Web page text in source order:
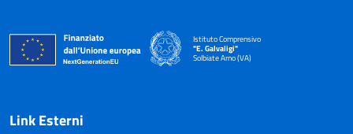
Istituto Comprensivo
"E. Galvaligi"
Solbiate Arno (VA)
— Visita la pagina iniziale della scuola
Link Esterni